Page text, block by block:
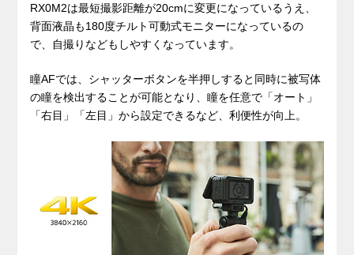
RX0M2は最短撮影距離が20cmに変更になっているうえ、
背面液晶も180度チルト可動式モニターになっているの
で、自撮りなどもしやすくなっています。
瞳AFでは、シャッターボタンを半押しすると同時に被写体
の瞳を検出することが可能となり、瞳を任意で「オート」
「右目」「左目」から設定できるなど、利便性が向上。